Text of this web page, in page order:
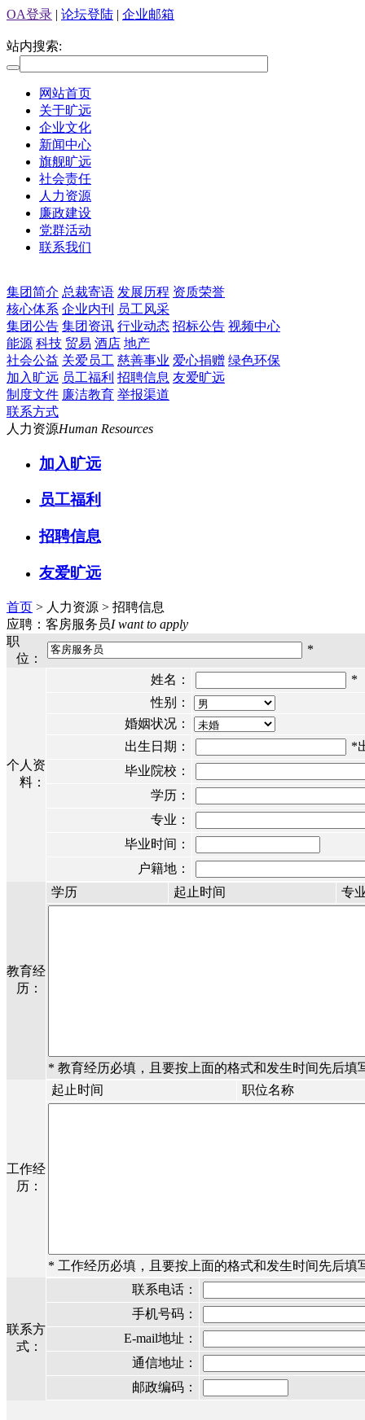
OA登录 | 论坛登陆 | 企业邮箱
站内搜索:
网站首页
关于旷远
企业文化
新闻中心
旗舰旷远
社会责任
人力资源
廉政建设
党群活动
联系我们
集团简介 总裁寄语 发展历程 资质荣誉
核心体系 企业内刊
员工风采
集团公告 集团资讯 行业动态 招标公告 视频中心
能源 科技 贸易 酒店 地产
社会公益 关爱员工 慈善事业 爱心捐赠 绿色环保
加入旷远 员工福利 招聘信息 友爱旷远
制度文件 廉洁教育 举报渠道
联系方式
人力资源Human Resources
加入旷远
员工福利
招聘信息
友爱旷远
首页 > 人力资源 > 招聘信息
应聘：客房服务员I want to apply
职
位：
*
个人资
料：
姓名：
*
性别：
婚姻状况：
出生日期：
*
毕业院校：
学历：
专业：
毕业时间：
户籍地：
教育经
历：
学历 起止时间 专
* 教育经历必填，且要按上面的格式和发生时间先后填
工作经
历：
起止时间 职位名称
* 工作经历必填，且要按上面的格式和发生时间先后填
联系方
式：
联系电话：
手机号码：
E-mail地址：
通信地址：
邮政编码：